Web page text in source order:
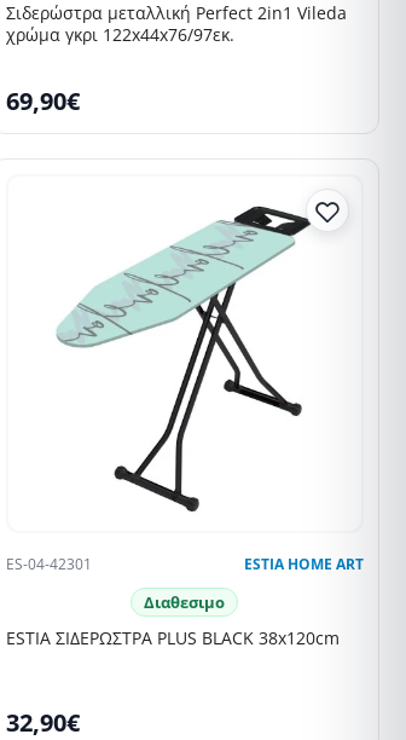
Σιδερώστρα μεταλλική Perfect 2in1 Vileda
χρώμα γκρι 122x44x76/97εκ.
69,90€
ES-04-42301 ESTIA HOME ART
Διαθεσιμο
ESTIA ΣΙΔΕΡΩΣΤΡΑ PLUS BLACK 38x120cm
32,90€